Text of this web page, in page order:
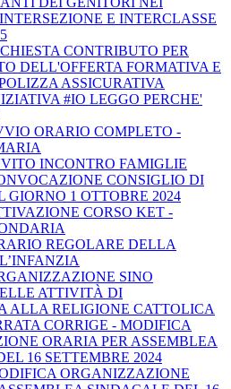
E INTERCLASSE
CONTRIBUTO PER
DELL'OFFERTA FORMATIVA E
ASSICURATIVA
#IO LEGGO PERCHE'
ORARIO COMPLETO -
INCONTRO FAMIGLIE
CONSIGLIO DI
GIORNO 1 OTTOBRE 2024
CORSO KET -
REGOLARE DELLA
SINO
ATTIVITÀ DI
ALLA RELIGIONE CATTOLICA
CORRIGE - MODIFICA
ORARIA PER ASSEMBLEA
16 SETTEMBRE 2024
ORGANIZZAZIONE